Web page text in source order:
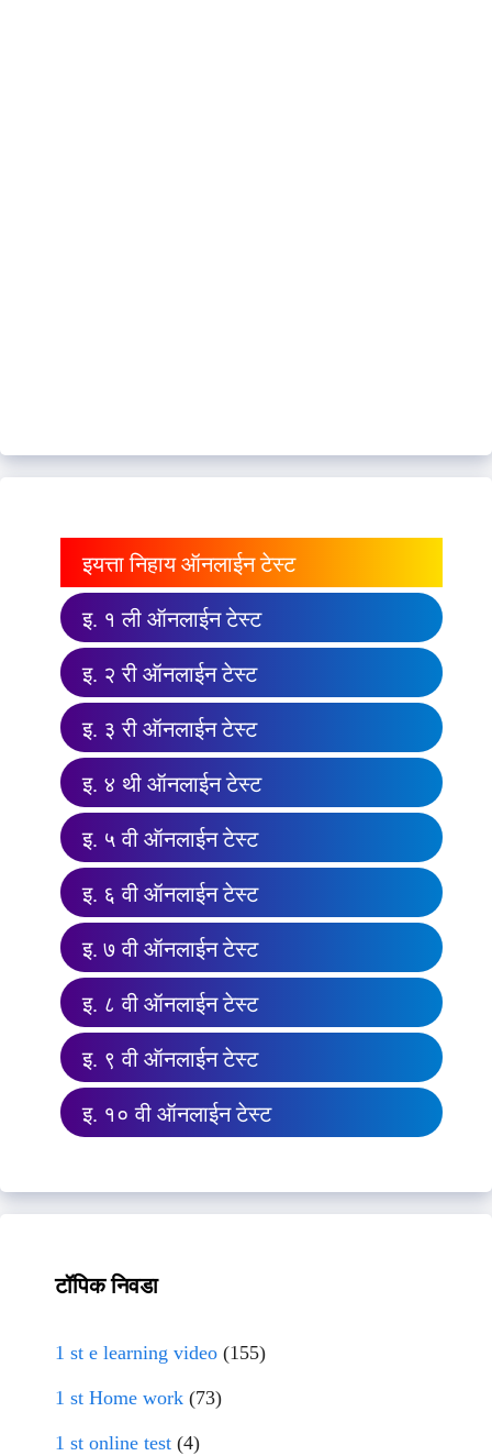
इयत्ता निहाय ऑनलाईन टेस्ट
इ. १ ली ऑनलाईन टेस्ट
इ. २ री ऑनलाईन टेस्ट
इ. ३ री ऑनलाईन टेस्ट
इ. ४ थी ऑनलाईन टेस्ट
इ. ५ वी ऑनलाईन टेस्ट
इ. ६ वी ऑनलाईन टेस्ट
इ. ७ वी ऑनलाईन टेस्ट
इ. ८ वी ऑनलाईन टेस्ट
इ. ९ वी ऑनलाईन टेस्ट
इ. १० वी ऑनलाईन टेस्ट
टॉपिक निवडा
1 st e learning video (155)
1 st Home work (73)
1 st online test (4)